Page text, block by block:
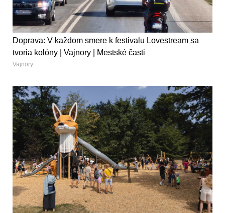
Doprava: V každom smere k festivalu Lovestream sa
tvoria kolóny | Vajnory | Mestské časti
Vajnory